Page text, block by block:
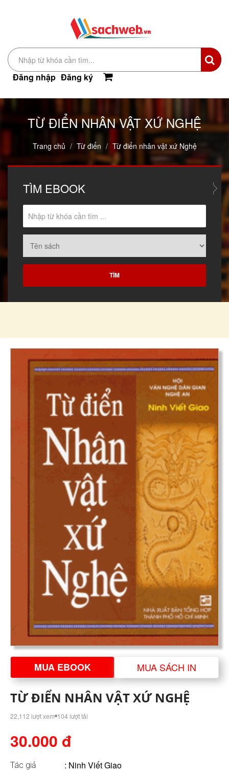
Đăng nhập Đăng ký
TỪ ĐIỂN NHÂN VẬT XỨ NGHỆ
Trang chủ Từ điển Từ điển nhân vật xứ Nghệ
TÌM EBOOK
MUA EBOOK MUA SÁCH IN
TỪ ĐIỂN NHÂN VẬT XỨ NGHỆ
22,112 lượt xem 104 lượt tải
30.000 đ
Tác giả : Ninh Viết Giao